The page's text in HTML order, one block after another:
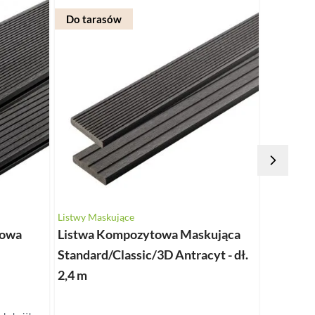
Do tarasów
Listwy Maskujące
Listwa Kompozytowa Maskująca
Standard/Classic/3D Antracyt - dł.
2,4 m